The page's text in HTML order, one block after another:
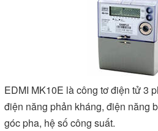
EDMI MK10E là công tơ điện tử 3
điện năng phản kháng, điện năng
góc pha, hệ số công suất.